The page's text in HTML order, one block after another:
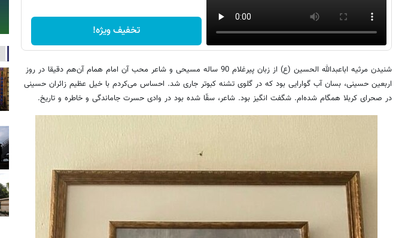
تخفیف ویژه!
شنیدن مرثیه اباعبدالله الحسین (ع) از زبان پیرغلام 90 ساله مسیحی و شاعر محب آن امام همام آن‌هم دقیقا در روز
اربعین حسینی، بسان آب گوارایی بود که در گلوی تشنه کبوتر جاری شد. احساس می‌کردم با خیل عظیم زائران حسینی
در صحرای کربلا همگام شده‌ام. شگفت انگیز بود. شاعر، سقّا شده بود در وادی حسرت جاماندگی و خاطره و تاریخ.